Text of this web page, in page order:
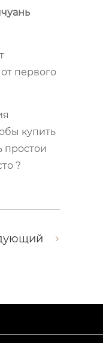
первого
купить
простои
?